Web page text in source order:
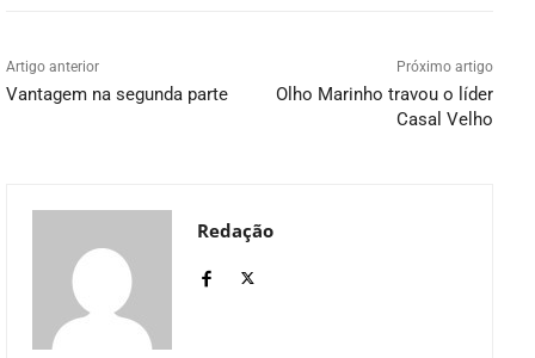
Artigo anterior
Vantagem na segunda parte
Próximo artigo
Olho Marinho travou o líder
Casal Velho
Redação